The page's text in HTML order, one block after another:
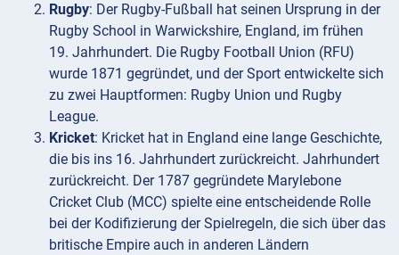
Rugby: Der Rugby-Fußball hat seinen Ursprung in der
Rugby School in Warwickshire, England, im frühen
19. Jahrhundert. Die Rugby Football Union (RFU)
wurde 1871 gegründet, und der Sport entwickelte sich
zu zwei Hauptformen: Rugby Union und Rugby
League.
Kricket: Kricket hat in England eine lange Geschichte,
die bis ins 16. Jahrhundert zurückreicht. Jahrhundert
zurückreicht. Der 1787 gegründete Marylebone
Cricket Club (MCC) spielte eine entscheidende Rolle
bei der Kodifizierung der Spielregeln, die sich über das
britische Empire auch in anderen Ländern